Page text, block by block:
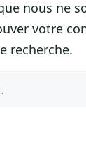
nous ne
votre
recherche.